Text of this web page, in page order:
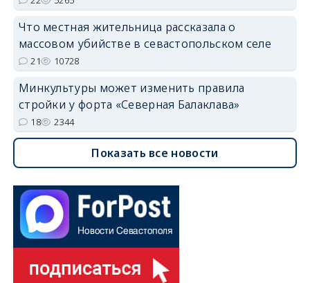
Что местная жительница рассказала о
массовом убийстве в севастопольском селе
21 10728
Минкультуры может изменить правила
стройки у форта «Северная Балаклава»
18 2344
Показать все новости